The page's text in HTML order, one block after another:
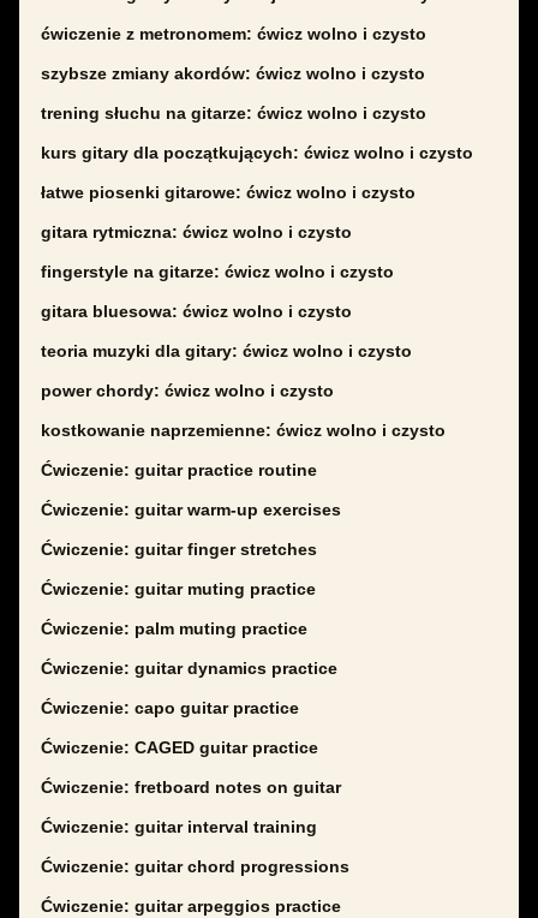
ćwiczenie z metronomem: ćwicz wolno i czysto
szybsze zmiany akordów: ćwicz wolno i czysto
trening słuchu na gitarze: ćwicz wolno i czysto
kurs gitary dla początkujących: ćwicz wolno i czysto
łatwe piosenki gitarowe: ćwicz wolno i czysto
gitara rytmiczna: ćwicz wolno i czysto
fingerstyle na gitarze: ćwicz wolno i czysto
gitara bluesowa: ćwicz wolno i czysto
teoria muzyki dla gitary: ćwicz wolno i czysto
power chordy: ćwicz wolno i czysto
kostkowanie naprzemienne: ćwicz wolno i czysto
Ćwiczenie: guitar practice routine
Ćwiczenie: guitar warm-up exercises
Ćwiczenie: guitar finger stretches
Ćwiczenie: guitar muting practice
Ćwiczenie: palm muting practice
Ćwiczenie: guitar dynamics practice
Ćwiczenie: capo guitar practice
Ćwiczenie: CAGED guitar practice
Ćwiczenie: fretboard notes on guitar
Ćwiczenie: guitar interval training
Ćwiczenie: guitar chord progressions
Ćwiczenie: guitar arpeggios practice